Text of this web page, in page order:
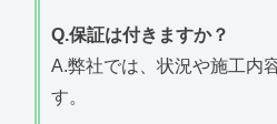
Q.保証は付きますか？
A.弊社では、状況や施工内
す。